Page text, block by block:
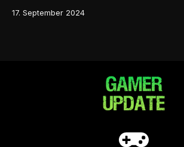
17. September 2024